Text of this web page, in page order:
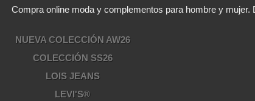
Compra online moda y complementos para hombre y
NUEVA COLECCIÓN AW26
COLECCIÓN SS26
LOIS JEANS
LEVI'S®